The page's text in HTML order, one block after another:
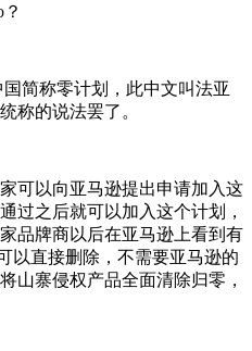
国简称零计划，此中文叫法亚
称的说法罢了。
可以向亚马逊提出申请加入这
过之后就可以加入这个计划，
品牌商以后在亚马逊上看到有
以直接删除，不需要亚马逊的
山寨侵权产品全面清除归零，